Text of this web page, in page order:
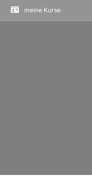
meine Kurse